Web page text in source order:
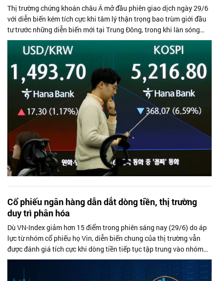
Thị trường chứng khoán châu Á mở đầu phiên giao dịch ngày 29/6
với diễn biến kém tích cực khi tâm lý thận trọng bao trùm giới đầu
tư trước những diễn biến mới tại Trung Đông, trong khi làn sóng
chốt lời...
Cổ phiếu ngân hàng dẫn dắt dòng tiền, thị trường
duy trì phân hóa
Dù VN-Index giảm hơn 15 điểm trong phiên sáng nay (29/6) do áp
lực từ nhóm cổ phiếu họ Vin, diễn biến chung của thị trường vẫn
được đánh giá tích cực khi dòng tiền tiếp tục tập trung vào nhóm
ngân hàng....